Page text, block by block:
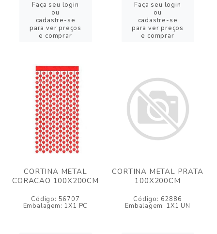
Faça seu login
ou
cadastre-se
para ver preços
e comprar
Faça seu login
ou
cadastre-se
para ver preços
e comprar
CORTINA METAL
CORACAO 100X200CM
Código: 56707
Embalagem: 1X1 PC
CORTINA METAL PRATA
100X200CM
Código: 62886
Embalagem: 1X1 UN